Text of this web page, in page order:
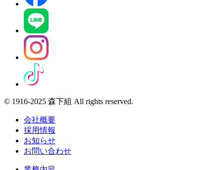
© 1916-2025 森下組 All rights reserved.
会社概要
採用情報
お知らせ
お問い合わせ